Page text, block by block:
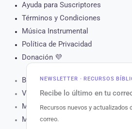
NEWSLETTER · RECURSOS
Recibe lo último en tu
Recursos nuevos y actualizados
correo.
Ayuda para Suscriptores
Términos y Condiciones
Música Instrumental
Política de Privacidad
Donación 💜
Biblia Online
Versículo del Día
Muro de Oración
Matutina para Hoy